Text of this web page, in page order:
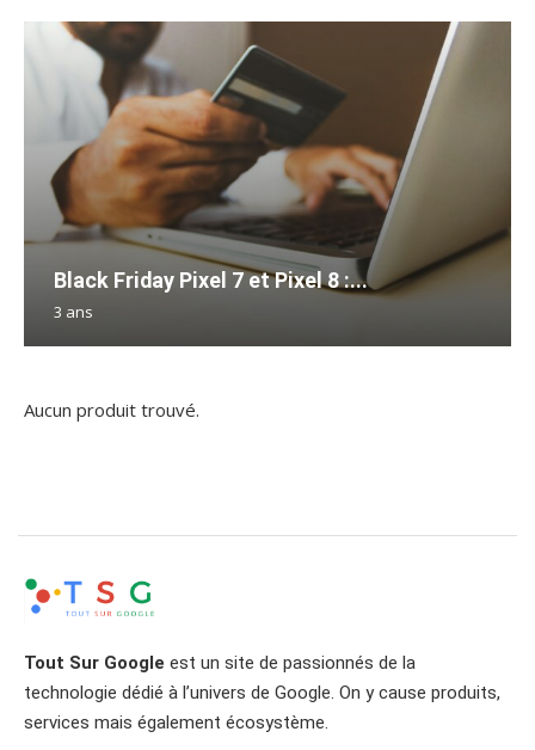
Black Friday Pixel 7 et Pixel 8 :...
3 ans
Aucun produit trouvé.
Tout Sur Google est un site de passionnés de la
technologie dédié à l’univers de Google. On y cause produits,
services mais également écosystème.